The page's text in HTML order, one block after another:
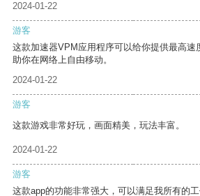
2024-01-22
游客
这款加速器VPM应用程序可以给你提供最高速
助你在网络上自由移动。
2024-01-22
游客
这款游戏非常好玩，画面精美，玩法丰富。
2024-01-22
游客
这款app的功能非常强大，可以满足我所有的